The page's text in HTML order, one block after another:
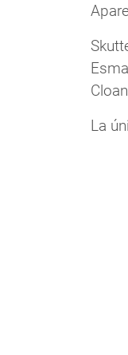
La